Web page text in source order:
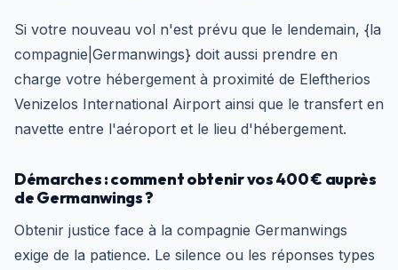
Si votre nouveau vol n'est prévu que le lendemain, {la
compagnie|Germanwings} doit aussi prendre en
charge votre hébergement à proximité de Eleftherios
Venizelos International Airport ainsi que le transfert en
navette entre l'aéroport et le lieu d'hébergement.
Démarches : comment obtenir vos 400 € auprès
de Germanwings ?
Obtenir justice face à la compagnie Germanwings
exige de la patience. Le silence ou les réponses types